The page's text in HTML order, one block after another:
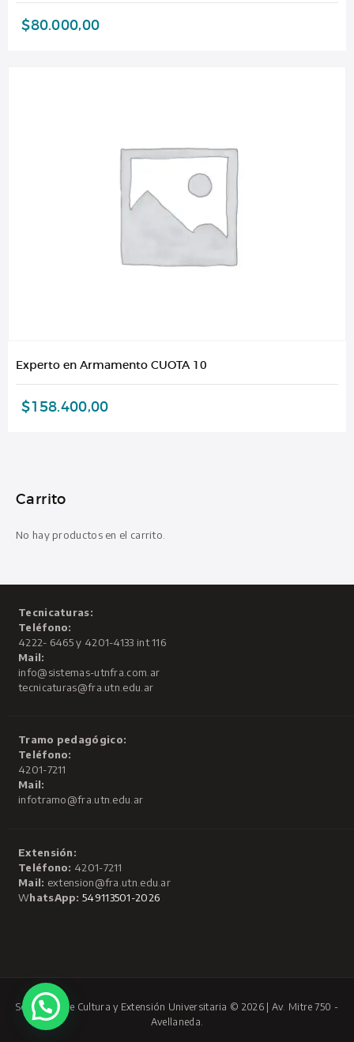
$80.000,00
Experto en Armamento CUOTA 10
$158.400,00
Carrito
No hay productos en el carrito.
Tecnicaturas:
Teléfono:
4222- 6465 y 4201-4133 int 116
Mail:
info@sistemas-utnfra.com.ar
tecnicaturas@fra.utn.edu.ar
Tramo pedagógico:
Teléfono:
4201-7211
Mail:
infotramo@fra.utn.edu.ar
Extensión:
Teléfono: 4201-7211
Mail: extension@fra.utn.edu.ar
WhatsApp: 549113501-2026
Secretaría de Cultura y Extensión Universitaria © 2026 | Av. Mitre 750 -
Avellaneda.